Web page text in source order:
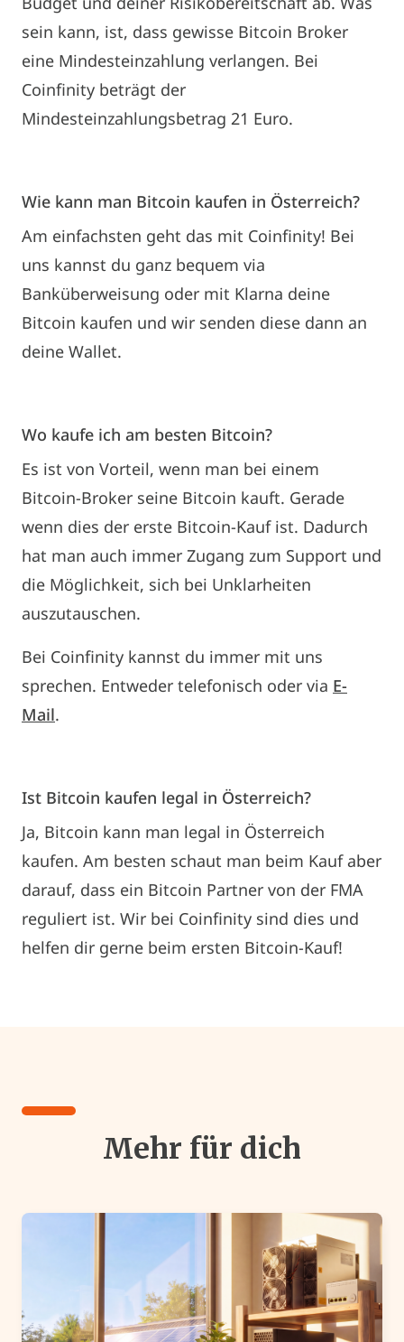
sein kann, ist, dass gewisse Bitcoin Broker
eine Mindesteinzahlung verlangen. Bei
Coinfinity beträgt der
Mindesteinzahlungsbetrag 21 Euro.
Wie kann man Bitcoin kaufen in Österreich?
Am einfachsten geht das mit Coinfinity! Bei
uns kannst du ganz bequem via
Banküberweisung oder mit Klarna deine
Bitcoin kaufen und wir senden diese dann an
deine Wallet.
Wo kaufe ich am besten Bitcoin?
Es ist von Vorteil, wenn man bei einem
Bitcoin-Broker seine Bitcoin kauft. Gerade
wenn dies der erste Bitcoin-Kauf ist. Dadurch
hat man auch immer Zugang zum Support und
die Möglichkeit, sich bei Unklarheiten
auszutauschen.
Bei Coinfinity kannst du immer mit uns
sprechen. Entweder telefonisch oder via E-
Mail.
Ist Bitcoin kaufen legal in Österreich?
Ja, Bitcoin kann man legal in Österreich
kaufen. Am besten schaut man beim Kauf aber
darauf, dass ein Bitcoin Partner von der FMA
reguliert ist. Wir bei Coinfinity sind dies und
helfen dir gerne beim ersten Bitcoin-Kauf!
Mehr für dich